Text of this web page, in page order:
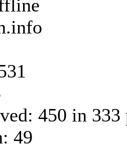
450 in 333
49